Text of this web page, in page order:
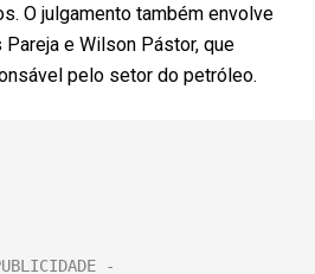
O julgamento também envolve
e Wilson Pástor, que
pelo setor do petróleo.